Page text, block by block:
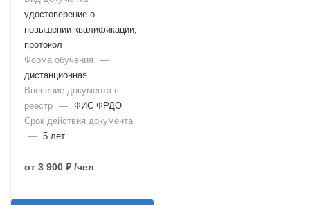
удостоверение о
повышении квалификации,
протокол
Форма обучения
—
дистанционная
Внесение документа в
реестр — ФИС ФРДО
Срок действия документа
— 5 лет
от 3 900 ₽ /чел